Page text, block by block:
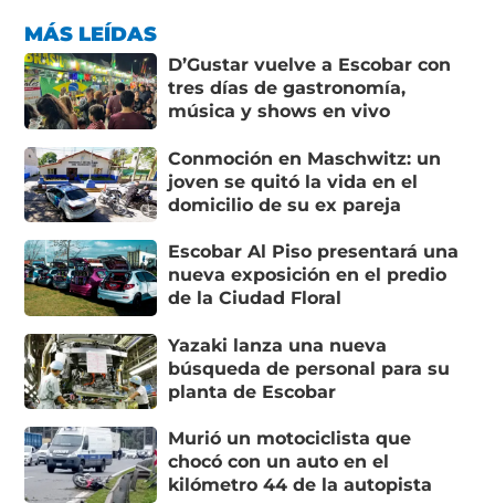
MÁS LEÍDAS
D’Gustar vuelve a Escobar con
tres días de gastronomía,
música y shows en vivo
Conmoción en Maschwitz: un
joven se quitó la vida en el
domicilio de su ex pareja
Escobar Al Piso presentará una
nueva exposición en el predio
de la Ciudad Floral
Yazaki lanza una nueva
búsqueda de personal para su
planta de Escobar
Murió un motociclista que
chocó con un auto en el
kilómetro 44 de la autopista